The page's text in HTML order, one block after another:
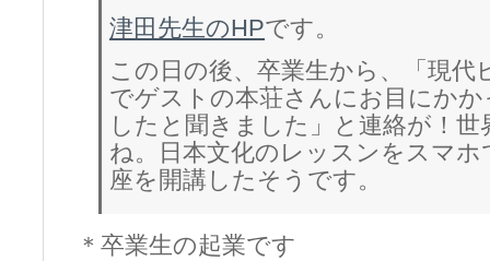
津田先生のHPです。
この日の後、卒業生から、「現代
でゲストの本荘さんにお目にか
したと聞きました」と連絡が！世
ね。日本文化のレッスンをスマホ
座を開講したそうです。
＊卒業生の起業です